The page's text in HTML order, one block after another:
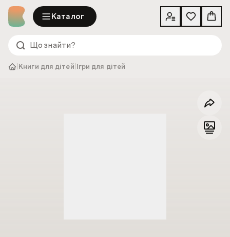
Каталог
Книги для дітей Ігри для дітей